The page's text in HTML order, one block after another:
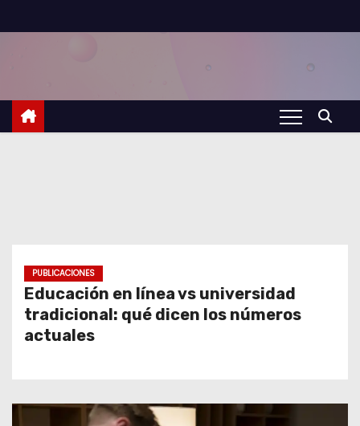
a
r
PUBLICACIONES
Educación en línea vs universidad
tradicional: qué dicen los números
actuales